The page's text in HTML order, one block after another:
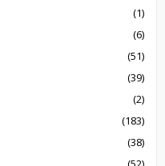
(1)
(6)
(51)
(39)
(2)
(183)
(38)